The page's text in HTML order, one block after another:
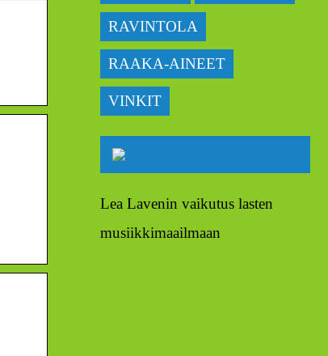
RAVINTOLA
RAAKA-AINEET
VINKIT
Lea Lavenin vaikutus lasten
musiikkimaailmaan